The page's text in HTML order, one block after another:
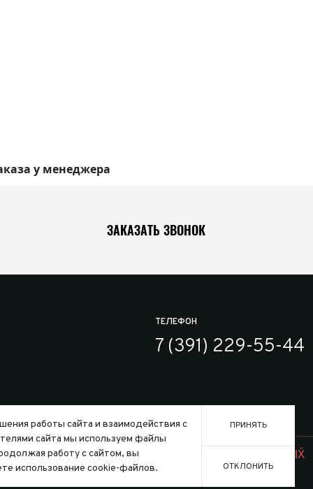
у менеджера
ЗАКАЗАТЬ ЗВОНОК
ТЕЛЕФОН
7 (391) 229-55-44
файлов cookie
кодекса Российской Федерации.
Заказать
работы сайта и взаимодействия с
сайта мы используем файлы
работу с сайтом, вы
использование cookie-файлов.
ПРИНЯТЬ
ОТКЛОНИТЬ